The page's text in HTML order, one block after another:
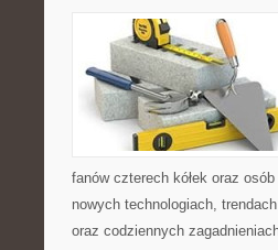
fanów czterech kółek oraz
nowych technologiach,
oraz codziennych